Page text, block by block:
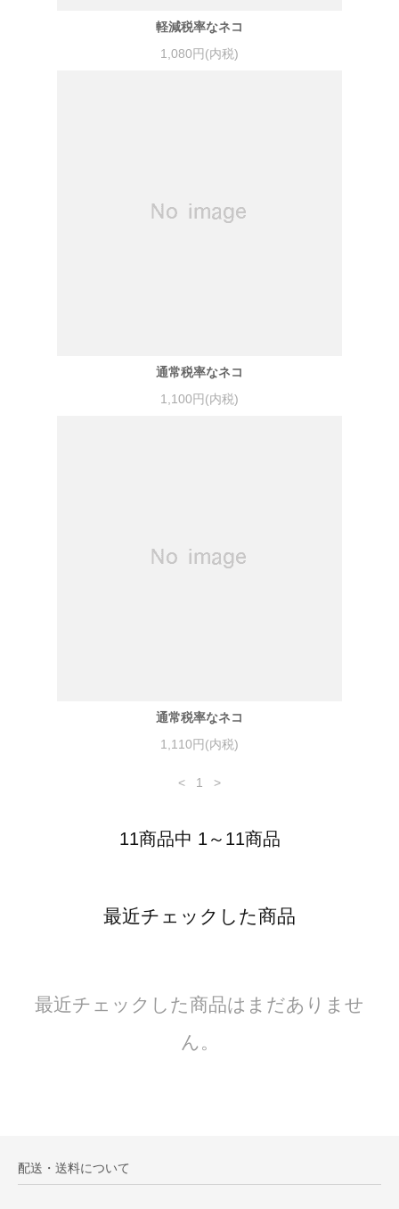
軽減税率なネコ
1,080円(内税)
通常税率なネコ
1,100円(内税)
通常税率なネコ
1,110円(内税)
< 1 >
11商品中 1～11商品
最近チェックした商品
最近チェックした商品はまだありませ
ん。
配送・送料について